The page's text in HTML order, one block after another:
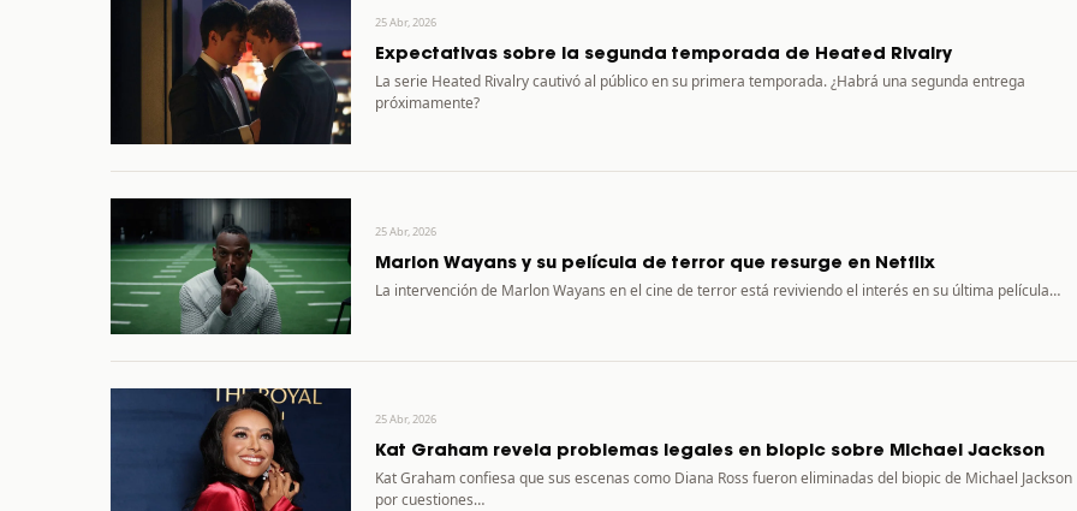
25 Abr, 2026
Expectativas sobre la segunda temporada de Heated Rivalry
La serie Heated Rivalry cautivó al público en su primera temporada. ¿Habrá una segunda entrega
próximamente?
25 Abr, 2026
Marlon Wayans y su película de terror que resurge en Netflix
La intervención de Marlon Wayans en el cine de terror está reviviendo el interés en su última película…
25 Abr, 2026
Kat Graham revela problemas legales en biopic sobre Michael Jackson
Kat Graham confiesa que sus escenas como Diana Ross fueron eliminadas del biopic de Michael Jackson
por cuestiones…